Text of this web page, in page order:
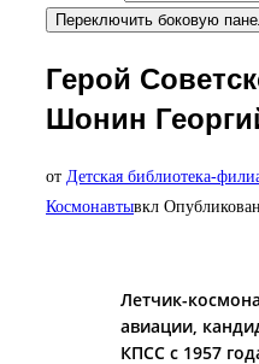
Переключить боковую
Герой
Шонин
от Детская библиотека-
Космонавтывкл
Летчик-
авиации,
КПСС с 1957